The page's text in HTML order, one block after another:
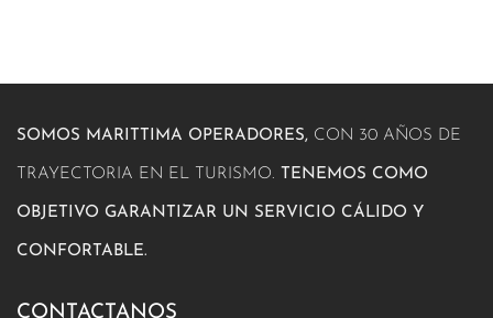
SOMOS MARITTIMA OPERADORES, CON 30 AÑOS DE
TRAYECTORIA EN EL TURISMO. TENEMOS COMO
OBJETIVO GARANTIZAR UN SERVICIO CÁLIDO Y
CONFORTABLE.
CONTACTANOS